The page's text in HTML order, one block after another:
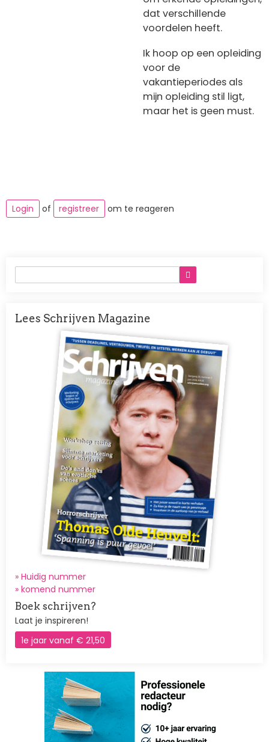
dat verschillende
voordelen heeft.
Ik hoop op een opleiding
voor de
vakantieperiodes als
mijn opleiding stil ligt,
maar het is geen must.
Login of registreer om te reageren
Lees Schrijven Magazine
Afbeelding
» Huidig nummer
» komend nummer
Boek schrijven?
Laat je inspireren!
1e jaar vanaf € 21,50